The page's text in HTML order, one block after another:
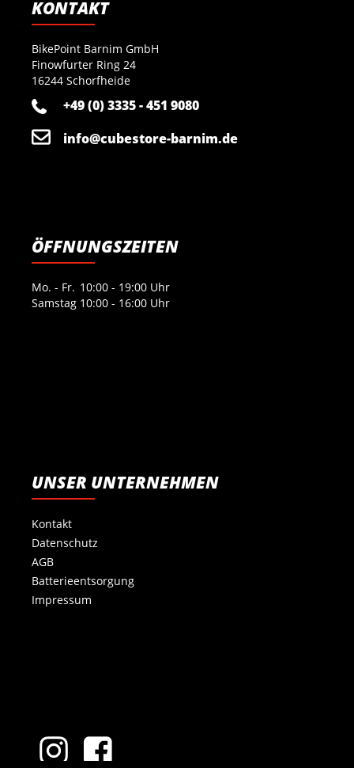
KONTAKT
BikePoint Barnim GmbH
Finowfurter Ring 24
16244 Schorfheide
+49 (0) 3335 - 451 9080
info@cubestore-barnim.de
ÖFFNUNGSZEITEN
Mo. - Fr. 10:00 - 19:00 Uhr
Samstag 10:00 - 16:00 Uhr
UNSER UNTERNEHMEN
Kontakt
Datenschutz
AGB
Batterieentsorgung
Impressum